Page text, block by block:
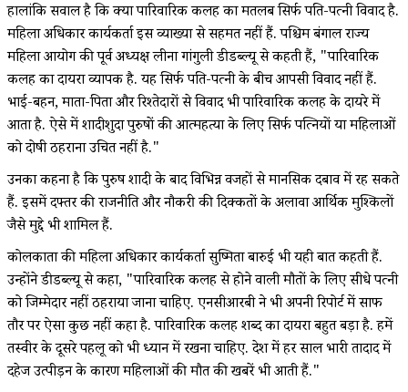
हालांकि सवाल है कि क्या पारिवारिक कलह का मतलब सिर्फ पति-पत्नी विवाद है.
महिला अधिकार कार्यकर्ता इस व्याख्या से सहमत नहीं हैं. पश्चिम बंगाल राज्य
महिला आयोग की पूर्व अध्यक्ष लीना गांगुली डीडब्ल्यू से कहती हैं, "पारिवारिक
कलह का दायरा व्यापक है. यह सिर्फ पति-पत्नी के बीच आपसी विवाद नहीं हैं.
भाई-बहन, माता-पिता और रिश्तेदारों से विवाद भी पारिवारिक कलह के दायरे में
आता है. ऐसे में शादीशुदा पुरुषों की आत्महत्या के लिए सिर्फ पत्नियों या महिलाओं
को दोषी ठहराना उचित नहीं है."
उनका कहना है कि पुरुष शादी के बाद विभिन्न वजहों से मानसिक दबाव में रह सकते
हैं. इसमें दफ्तर की राजनीति और नौकरी की दिक्कतों के अलावा आर्थिक मुश्किलों
जैसे मुद्दे भी शामिल हैं.
कोलकाता की महिला अधिकार कार्यकर्ता सुष्मिता बारुई भी यही बात कहती हैं.
उन्होंने डीडब्ल्यू से कहा, "पारिवारिक कलह से होने वाली मौतों के लिए सीधे पत्नी
को जिम्मेदार नहीं ठहराया जाना चाहिए. एनसीआरबी ने भी अपनी रिपोर्ट में साफ
तौर पर ऐसा कुछ नहीं कहा है. पारिवारिक कलह शब्द का दायरा बहुत बड़ा है. हमें
तस्वीर के दूसरे पहलू को भी ध्यान में रखना चाहिए. देश में हर साल भारी तादाद में
दहेज उत्पीड़न के कारण महिलाओं की मौत की खबरें भी आती हैं."